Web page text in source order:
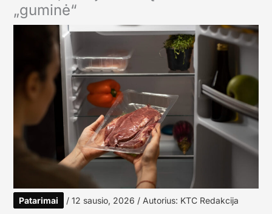
„guminė“
Patarimai / 12 sausio, 2026 / Autorius: KTC Redakcija